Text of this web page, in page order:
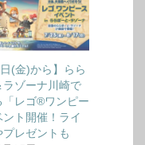
日(金)から】らら
ラゾーナ川崎で
「レゴ®ワンピー
ント開催！ライ
プレゼントも